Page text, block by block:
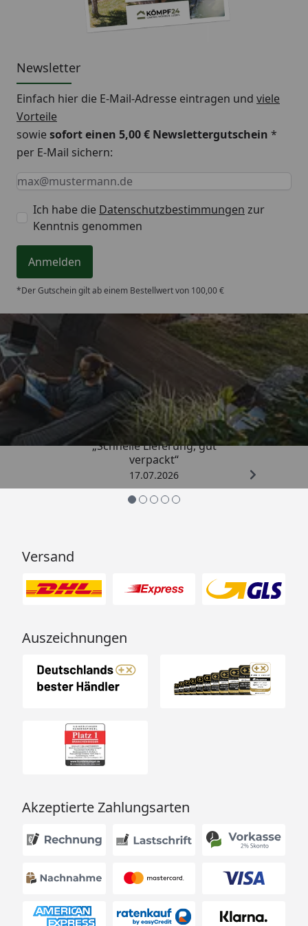
Newsletter
Einfach hier die E-Mail-Adresse eintragen und viele
Vorteile
sowiesofort einen 5,00 € Newslettergutschein *
per E-Mail sichern:
Keine Eingabe erforderlich
Eingabe erforderlich
E-Mail *
Ich habe die Datenschutzbestimmungen zur
Kenntnis genommen
Anmelden
*Der Gutschein gilt ab einem Bestellwert von 100,00 €
Trusted Shops
4,65/ 5
„Schnelle Lieferung, gut
verpackt“
17.07.2026
Versand
Auszeichnungen
Akzeptierte Zahlungsarten